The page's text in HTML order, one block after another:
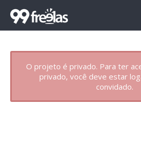
O projeto é privado. Para ter
privado, você deve estar
convidado.